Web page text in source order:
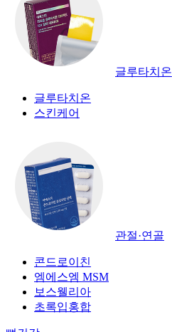
글루타치온
글루타치온
스킨케어
관절·연골
콘드로이친
엠에스엠 MSM
보스웰리아
초록입홍합